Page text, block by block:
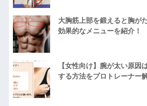
大胸筋上部を鍛えると胸が
効果的なメニューを紹介！
【女性向け】腕が太い原因
する方法をプロトレーナー